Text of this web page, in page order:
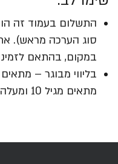
התשלום בעמוד זה
סוג הערכה מראש).
במקום, בהתאם
בליווי מבוגר –
מתאים מגיל 10 ומעלה.